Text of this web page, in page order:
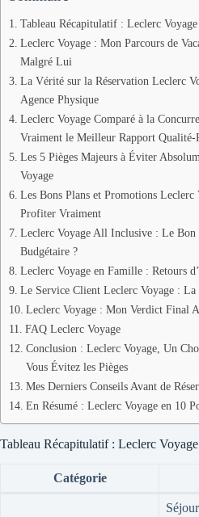
Tableau Récapitulatif : Leclerc Voyage
Leclerc Voyage : Mon Parcours de
Malgré Lui
La Vérité sur la Réservation Leclerc
Agence Physique
Leclerc Voyage Comparé à la
Vraiment le Meilleur Rapport Qualité-
Les 5 Pièges Majeurs à Éviter
Voyage
Les Bons Plans et Promotions Leclerc
Profiter Vraiment
Leclerc Voyage All Inclusive : Le Bon
Budgétaire ?
Leclerc Voyage en Famille : Retours
Le Service Client Leclerc Voyage : La
Leclerc Voyage : Mon Verdict Final
FAQ Leclerc Voyage
Conclusion : Leclerc Voyage, Un
Vous Évitez les Pièges
Mes Derniers Conseils Avant de
En Résumé : Leclerc Voyage en 10
Tableau Récapitulatif : Leclerc Voyage
Catégorie